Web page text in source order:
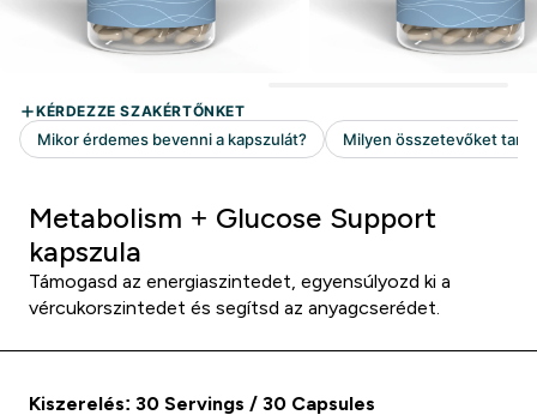
Metabolism + Glucose Support
kapszula
Támogasd az energiaszintedet, egyensúlyozd ki a
vércukorszintedet és segítsd az anyagcserédet.
Kiszerelés: 30 Servings / 30 Capsules